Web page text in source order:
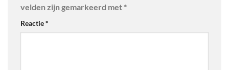
velden zijn gemarkeerd met *
Reactie*